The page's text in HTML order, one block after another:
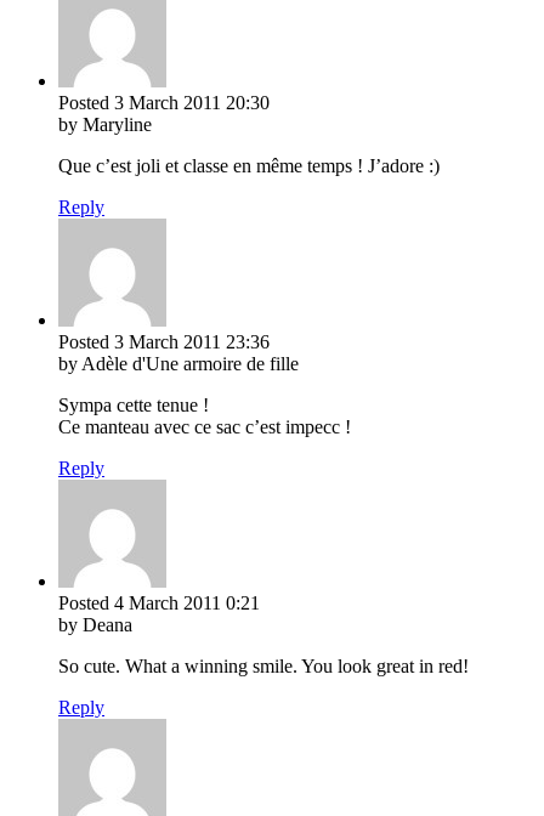
Posted 3 March 2011 20:30
by Maryline
Que c’est joli et classe en même temps ! J’adore :)
Reply
Posted 3 March 2011 23:36
by Adèle d'Une armoire de fille
Sympa cette tenue !
Ce manteau avec ce sac c’est impecc !
Reply
Posted 4 March 2011 0:21
by Deana
So cute. What a winning smile. You look great in red!
Reply